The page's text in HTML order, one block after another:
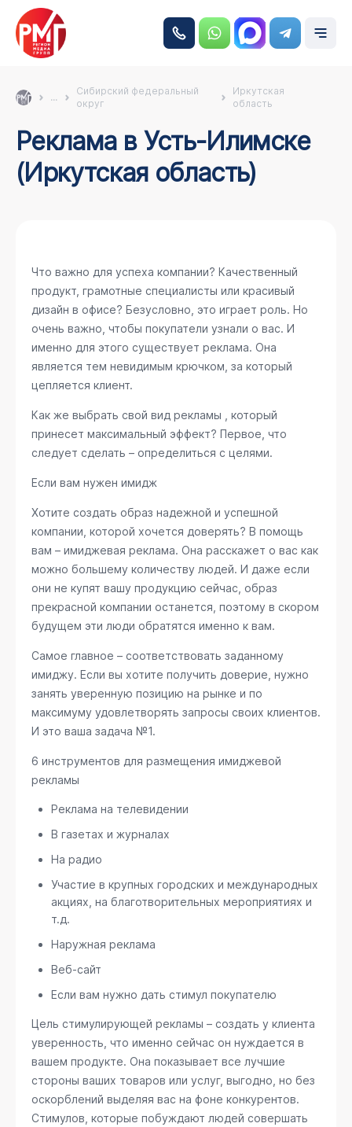
...
Сибирский федеральный
округ
Иркутская
область
Реклама в Усть-Илимске
(Иркутская область)
Что важно для успеха компании? Качественный
продукт, грамотные специалисты или красивый
дизайн в офисе? Безусловно, это играет роль. Но
очень важно, чтобы покупатели узнали о вас. И
именно для этого существует реклама. Она
является тем невидимым крючком, за который
цепляется клиент.
Как же выбрать свой вид рекламы , который
принесет максимальный эффект? Первое, что
следует сделать – определиться с целями.
Если вам нужен имидж
Хотите создать образ надежной и успешной
компании, которой хочется доверять? В помощь
вам – имиджевая реклама. Она расскажет о вас как
можно большему количеству людей. И даже если
они не купят вашу продукцию сейчас, образ
прекрасной компании останется, поэтому в скором
будущем эти люди обратятся именно к вам.
Самое главное – соответствовать заданному
имиджу. Если вы хотите получить доверие, нужно
занять уверенную позицию на рынке и по
максимуму удовлетворять запросы своих клиентов.
И это ваша задача №1.
6 инструментов для размещения имиджевой
рекламы
Реклама на телевидении
В газетах и журналах
На радио
Участие в крупных городских и международных
акциях, на благотворительных мероприятиях и
т.д.
Наружная реклама
Веб-сайт
Если вам нужно дать стимул покупателю
Цель стимулирующей рекламы – создать у клиента
уверенность, что именно сейчас он нуждается в
вашем продукте. Она показывает все лучшие
стороны ваших товаров или услуг, выгодно, но без
оскорблений выделяя вас на фоне конкурентов.
Стимулов, которые побуждают людей совершать